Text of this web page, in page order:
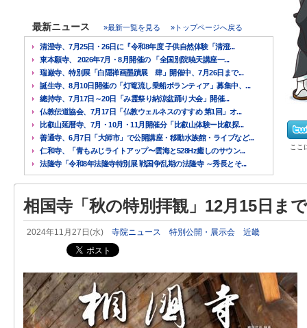
最新ニュース »最新一覧を見る »トップページへ戻る
清澄寺、7月25日・26日に『令和8年度 子供自然体験「清澄...
東本願寺、 2026年7月・8月開催の 「全国別院暁天講座一...
瑞巌寺、特別展「白隠禅画墨蹟展 肆」開催中、7月26日まで...
誕生寺、8月10日開催の「灯篭流し乗船ボランティア」募集中、...
總持寺、7月17日～20日「み霊祭り納涼盆踊り大会」開催...
仏教伝道協会、7月17日「仏教ウェルネスのすすめ 第1回」オ...
比叡山延暦寺、7月・10月・11月開催分「比叡山体験ー比叡探...
善通寺、6月7日「大師市」で公開講座・移動水族館・ライブなど...
仁和寺、「青もみじライトアップ〜雲海と528Hz癒しのサウン...
法隆寺「令和8年法隆寺特別展 戦国争乱期の法隆寺 ～秀長とそ...
ここ
相国寺「秋の特別拝観」12月15日まで
2024年11月27日(水) 寺院ニュース 特別公開・展示会 近畿